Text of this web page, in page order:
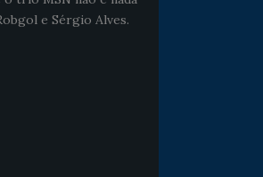
e Sérgio Alves.